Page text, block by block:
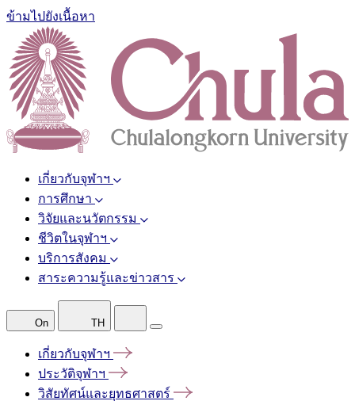
ข้ามไปยังเนื้อหา
เกี่ยวกับจุฬาฯ
การศึกษา
วิจัยและนวัตกรรม
ชีวิตในจุฬาฯ
บริการสังคม
สาระความรู้และข่าวสาร
On TH
เกี่ยวกับจุฬาฯ
ประวัติจุฬาฯ
วิสัยทัศน์และยุทธศาสตร์